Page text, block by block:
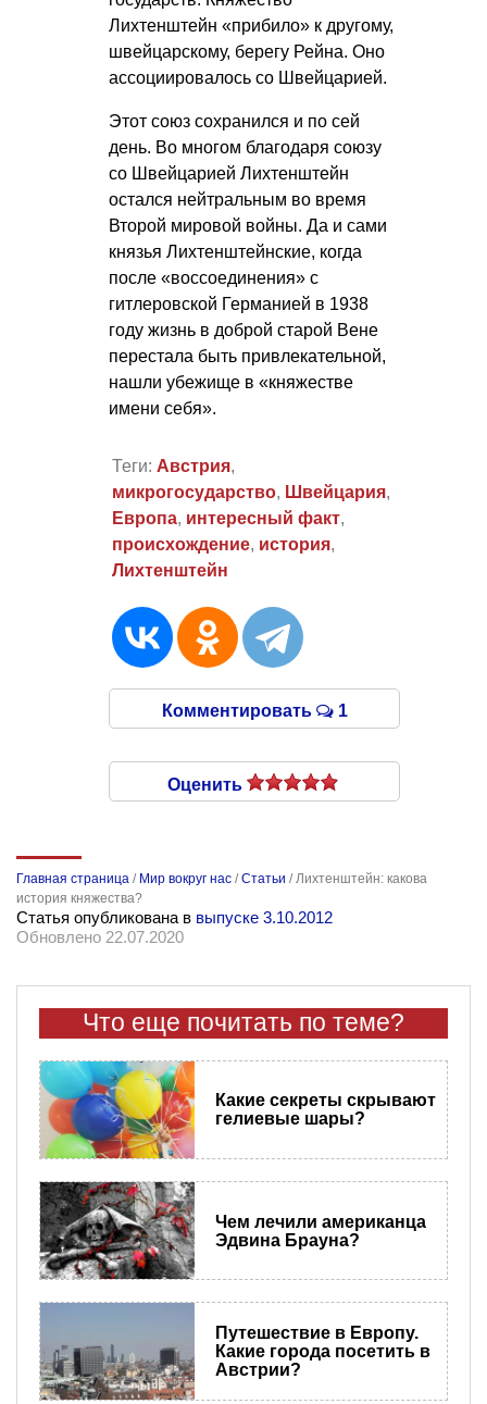
Лихтенштейн «прибило» к другому,
швейцарскому, берегу Рейна. Оно
ассоциировалось со Швейцарией.
Этот союз сохранился и по сей
день. Во многом благодаря союзу
со Швейцарией Лихтенштейн
остался нейтральным во время
Второй мировой войны. Да и сами
князья Лихтенштейнские, когда
после «воссоединения» с
гитлеровской Германией в 1938
году жизнь в доброй старой Вене
перестала быть привлекательной,
нашли убежище в «княжестве
имени себя».
Теги: Австрия,
микрогосударство, Швейцария,
Европа, интересный факт,
происхождение, история,
Лихтенштейн
Комментировать 1
Оценить
Главная страница / Мир вокруг нас /Статьи /Лихтенштейн: какова
история княжества?
Статья опубликована в выпуске 3.10.2012
Обновлено 22.07.2020
Что еще почитать по теме?
Какие секреты скрывают
гелиевые шары?
Чем лечили американца
Эдвина Брауна?
Путешествие в Европу.
Какие города посетить в
Австрии?